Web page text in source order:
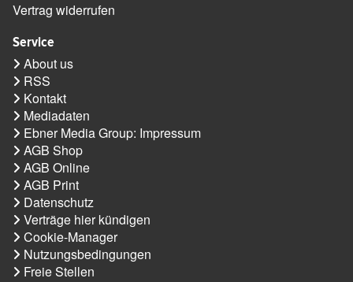
Vertrag widerrufen
Service
About us
RSS
Kontakt
Mediadaten
Ebner Media Group: Impressum
AGB Shop
AGB Online
AGB Print
Datenschutz
Verträge hier kündigen
Cookie-Manager
Nutzungsbedingungen
Freie Stellen